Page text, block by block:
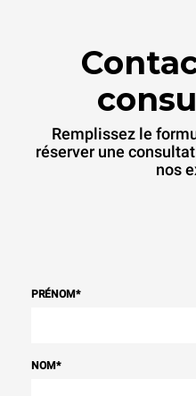
Remplissez le
réserver une
nos
PRÉNOM*
NOM*